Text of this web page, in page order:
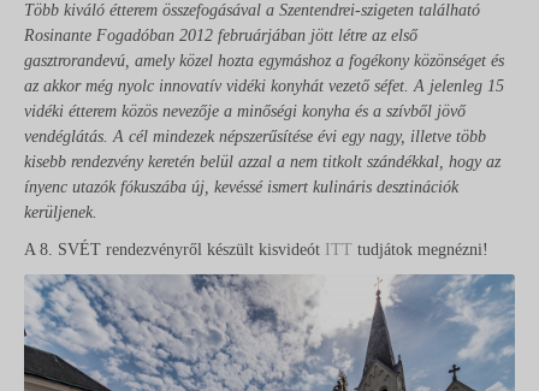
Több kiváló étterem összefogásával a Szentendrei-szigeten található
Rosinante Fogadóban 2012 februárjában jött létre az első
gasztrorandevú, amely közel hozta egymáshoz a fogékony közönséget és
az akkor még nyolc innovatív vidéki konyhát vezető séfet. A jelenleg 15
vidéki étterem közös nevezője a minőségi konyha és a szívből jövő
vendéglátás. A cél mindezek népszerűsítése évi egy nagy, illetve több
kisebb rendezvény keretén belül azzal a nem titkolt szándékkal, hogy az
ínyenc utazók fókuszába új, kevéssé ismert kulináris desztinációk
kerüljenek.
A 8. SVÉT rendezvényről készült kisvideót ITT tudjátok megnézni!